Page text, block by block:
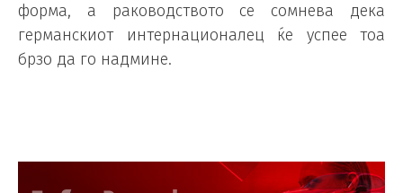
форма, а раководството се сомнева дека
германскиот интернационалец ќе успее тоа
брзо да го надмине.